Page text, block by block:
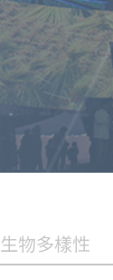
生物多樣性